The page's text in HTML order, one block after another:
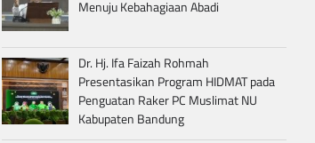
Menuju Kebahagiaan Abadi
Dr. Hj. Ifa Faizah Rohmah
Presentasikan Program HIDMAT pada
Penguatan Raker PC Muslimat NU
Kabupaten Bandung